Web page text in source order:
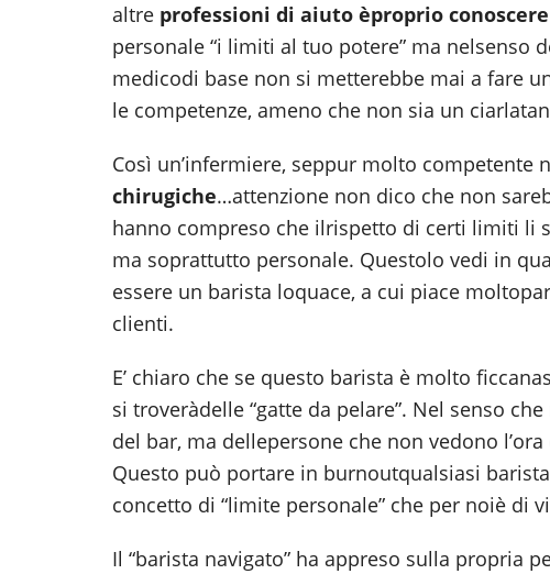
altre professioni di aiuto èproprio
personale “i limiti al tuo potere” ma nelsenso
medicodi base non si metterebbe mai a fare
le competenze, ameno che non sia un
Così un’infermiere, seppur molto competente
chirugiche…attenzione non dico che non
hanno compreso che ilrispetto di certi limiti li
ma soprattutto personale. Questolo vedi in
essere un barista loquace, a cui piace
clienti.
E’ chiaro che se questo barista è molto
si troveràdelle “gatte da pelare”. Nel senso
del bar, ma dellepersone che non vedono
Questo può portare in burnoutqualsiasi
concetto di “limite personale” che per noiè di
Il “barista navigato” ha appreso sulla propria